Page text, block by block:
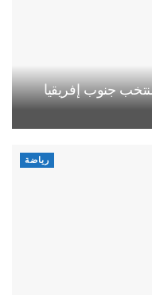
جنوب إفريقيا
رياضة